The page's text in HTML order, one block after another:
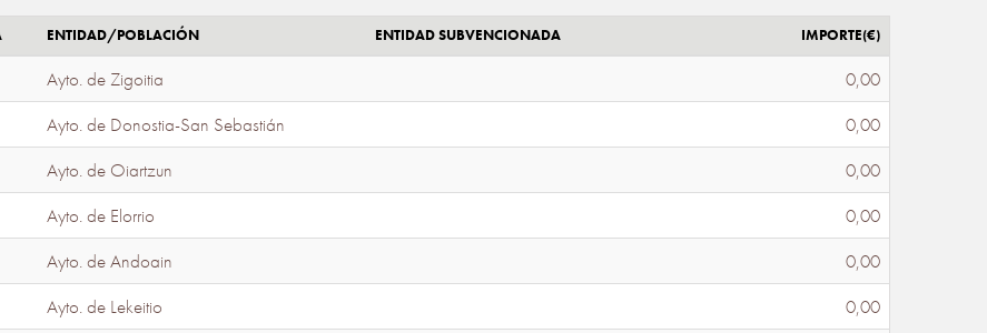
ENTIDAD/POBLACIÓN ENTIDAD SUBVENCIONADA IMPORTE(€)
Ayto. de Zigoitia
0,00
Ayto. de Donostia-San Sebastián
0,00
Ayto. de Oiartzun
0,00
Ayto. de Elorrio
0,00
Ayto. de Andoain
0,00
Ayto. de Lekeitio
0,00